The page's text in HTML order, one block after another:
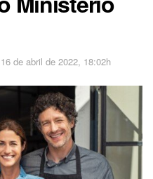
16 de abril de 2022, 18:02h